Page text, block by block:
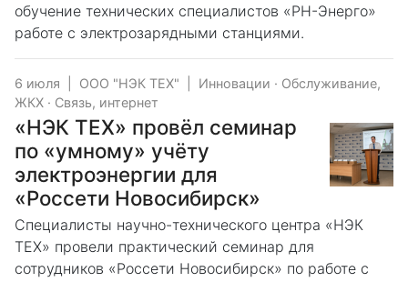
обучение технических специалистов «РН-Энерго»
работе с электрозарядными станциями.
6 июля ООО "НЭК ТЕХ" Инновации · Обслуживание,
ЖКХ · Связь, интернет
«НЭК ТЕХ» провёл семинар
по «умному» учёту
электроэнергии для
«Россети Новосибирск»
Специалисты научно-технического центра «НЭК
ТЕХ» провели практический семинар для
сотрудников «Россети Новосибирск» по работе с